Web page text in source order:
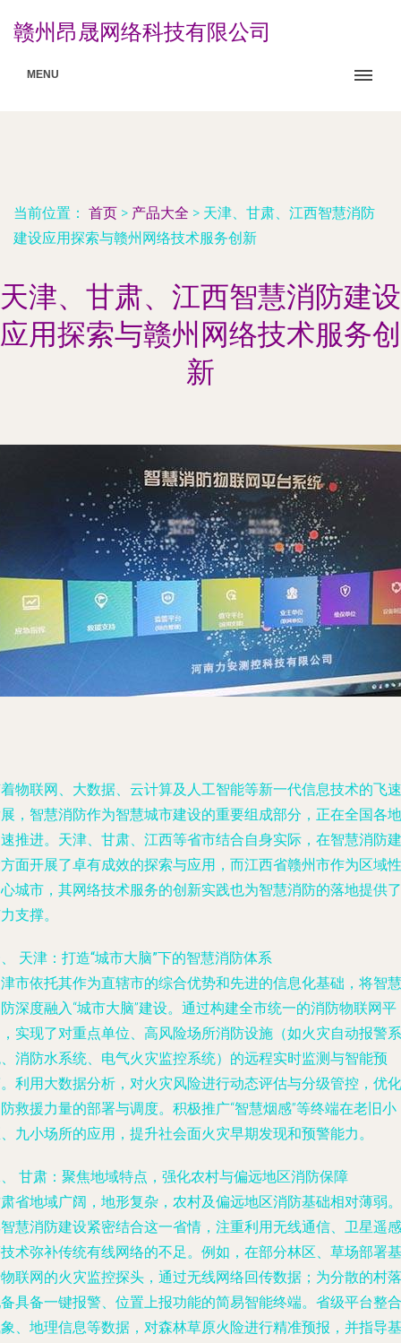
赣州昂晟网络科技有限公司
MENU
当前位置： 首页 > 产品大全 > 天津、甘肃、江西智慧消防
建设应用探索与赣州网络技术服务创新
天津、甘肃、江西智慧消防建设
应用探索与赣州网络技术服务创
新
物联网、大数据、云计算及人工智能等新一代信息技术的飞速
，智慧消防作为智慧城市建设的重要组成部分，正在全国各地
推进。天津、甘肃、江西等省市结合自身实际，在智慧消防建
面开展了卓有成效的探索与应用，而江西省赣州市作为区域性
城市，其网络技术服务的创新实践也为智慧消防的落地提供了
支撑。
天津：打造“城市大脑”下的智慧消防体系
市依托其作为直辖市的综合优势和先进的信息化基础，将智慧
深度融入“城市大脑”建设。通过构建全市统一的消防物联网平
实现了对重点单位、高风险场所消防设施（如火灾自动报警系
消防水系统、电气火灾监控系统）的远程实时监测与智能预
利用大数据分析，对火灾风险进行动态评估与分级管控，优化
救援力量的部署与调度。积极推广“智慧烟感”等终端在老旧小
九小场所的应用，提升社会面火灾早期发现和预警能力。
甘肃：聚焦地域特点，强化农村与偏远地区消防保障
省地域广阔，地形复杂，农村及偏远地区消防基础相对薄弱。
慧消防建设紧密结合这一省情，注重利用无线通信、卫星遥感
术弥补传统有线网络的不足。例如，在部分林区、草场部署基
联网的火灾监控探头，通过无线网络回传数据；为分散的村落
具备一键报警、位置上报功能的简易智能终端。省级平台整合
、地理信息等数据，对森林草原火险进行精准预报，并指导基